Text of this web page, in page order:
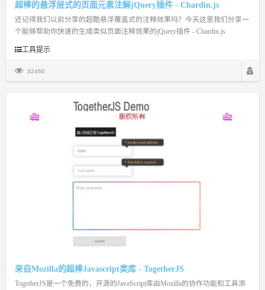
超棒的悬浮层式的页面元素注解jQuery插件 - Chardin.js
还记得我们以前分享的超酷悬浮覆盖式的注释效果吗？今天这里我们分享一
个能够帮助你快速的生成类似页面注释效果的jQuery插件 - Chardin.js
工具提示
32460
来自Mozilla的超棒Javascript类库 - TogetherJS
TogetherJS是一个免费的，开源的JavaScript库由Mozilla的协作功能和工具添